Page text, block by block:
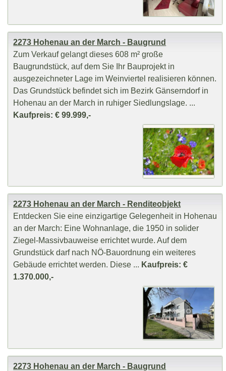
2273 Hohenau an der March - Baugrund
Zum Verkauf gelangt dieses 608 m² große
Baugrundstück, auf dem Sie Ihr Bauprojekt in
ausgezeichneter Lage im Weinviertel realisieren können.
Das Grundstück befindet sich im Bezirk Gänserndorf in
Hohenau an der March in ruhiger Siedlungslage. ...
Kaufpreis: € 99.999,-
2273 Hohenau an der March - Renditeobjekt
Entdecken Sie eine einzigartige Gelegenheit in Hohenau
an der March: Eine Wohnanlage, die 1950 in solider
Ziegel-Massivbauweise errichtet wurde. Auf dem
Grundstück darf nach NÖ-Bauordnung ein weiteres
Gebäude errichtet werden. Diese ... Kaufpreis: €
1.370.000,-
2273 Hohenau an der March - Baugrund